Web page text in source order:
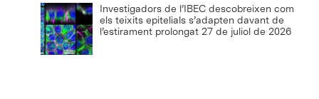
Investigadors de l’IBEC descobreixen com
els teixits epitelials s’adapten davant de
l’estirament prolongat 27 de juliol de 2026